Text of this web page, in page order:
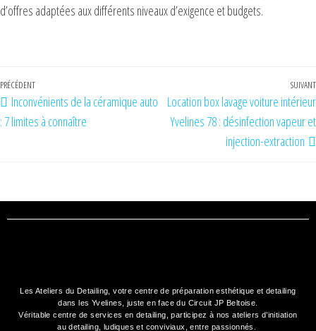
d’offres adaptées aux différents niveaux d’exigence et budgets.
PRÉCÉDENT
Inconvénients de la céramique auto
: 7 limites à connaître
SUIVANT
Location box lavage voiture intérieur
Yvelines 78 : désinfection vapeur et
injection-extraction
Les Ateliers du Detailing, votre centre de préparation esthétique et detailing
dans les Yvelines, juste en face du Circuit JP Beltoise.
Véritable centre de services en detailing, participez à nosateliers d’initiation
au detailing , ludiques et conviviaux, entre passionnés.